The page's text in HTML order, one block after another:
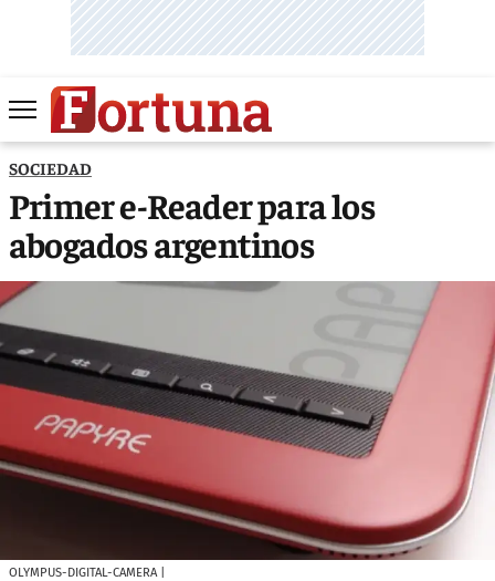
SOCIEDAD
Primer e-Reader para los
abogados argentinos
OLYMPUS-DIGITAL-CAMERA|